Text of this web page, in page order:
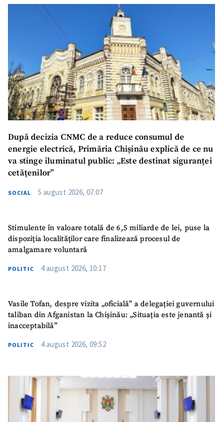
După decizia CNMC de a reduce consumul de
energie electrică, Primăria Chișinău explică de ce nu
va stinge iluminatul public: „Este destinat siguranței
cetățenilor”
SOCIAL 5 august 2026, 07:07
Stimulente în valoare totală de 6,5 miliarde de lei, puse la
dispoziția localităților care finalizează procesul de
amalgamare voluntară
POLITIC 4 august 2026, 10:17
Vasile Tofan, despre vizita „oficială” a delegației guvernului
taliban din Afganistan la Chișinău: „Situația este jenantă și
inacceptabilă”
POLITIC 4 august 2026, 09:52